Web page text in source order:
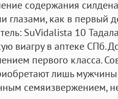
содержания
глазами, как в первый
SuVidalista 10
виагру в аптеке СПб.
первого класса.
лишь
семяизвержением,